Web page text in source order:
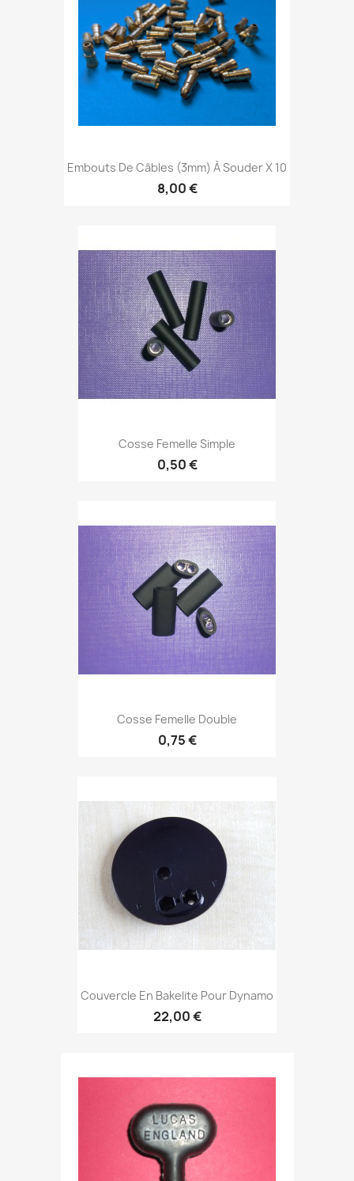
Embouts De Câbles (3mm) À Souder X 10
8,00 €
Cosse Femelle Simple
0,50 €
Cosse Femelle Double
0,75 €
Couvercle En Bakelite Pour Dynamo
22,00 €